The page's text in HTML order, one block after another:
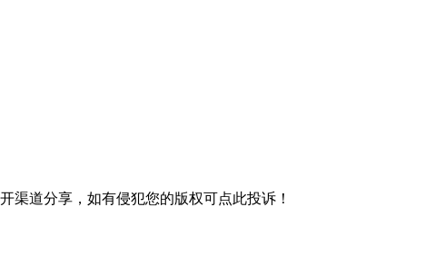
渠道分享，如有侵犯您的版权可点此投诉！